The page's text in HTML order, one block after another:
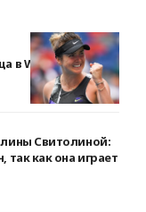
в WTA
Свитолиной:
как она играет